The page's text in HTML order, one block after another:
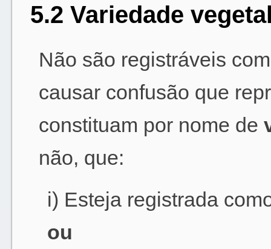
5.2 Variedade
Não são registráveis
causar confusão que
constituam por nome de
não, que:
i) Esteja registrada
ou